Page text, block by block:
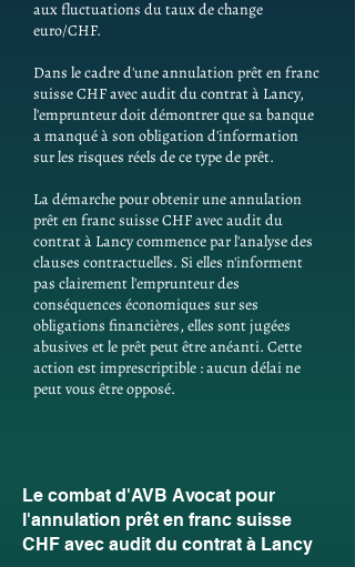
aux fluctuations du taux de change
euro/CHF.
Dans le cadre d'une annulation prêt en franc
suisse CHF avec audit du contrat à Lancy,
l'emprunteur doit démontrer que sa banque
a manqué à son obligation d'information
sur les risques réels de ce type de prêt.
La démarche pour obtenir une annulation
prêt en franc suisse CHF avec audit du
contrat à Lancy commence par l'analyse des
clauses contractuelles. Si elles n'informent
pas clairement l'emprunteur des
conséquences économiques sur ses
obligations financières, elles sont jugées
abusives et le prêt peut être anéanti. Cette
action est imprescriptible : aucun délai ne
peut vous être opposé.
Le combat d'AVB Avocat pour
l'annulation prêt en franc suisse
CHF avec audit du contrat à Lancy